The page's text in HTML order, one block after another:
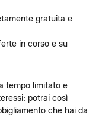
gratuita e
in corso e su
tempo limitato e
potrai così
che hai da